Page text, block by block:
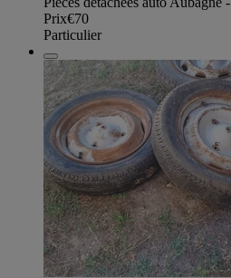
Prix€70
Particulier